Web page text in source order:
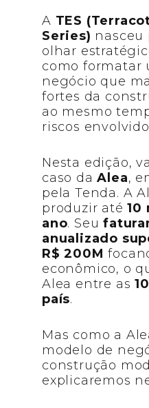
A TES
Series) nasceu
olhar
como formatar
negócio que
fortes da
ao mesmo
riscos
Nesta edição,
caso daAlea,
pela Tenda. A
produzir até10
ano. Seu
anualizado
R$ 200M
econômico, o
Alea entre as
país.
Mas como a
modelo de
construção
explicaremos